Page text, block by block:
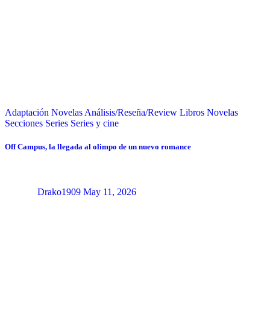
Adaptación Novelas Análisis/Reseña/Review Libros Novelas
Secciones Series Series y cine
Off Campus, la llegada al olimpo de un nuevo romance
Drako1909 May 11, 2026